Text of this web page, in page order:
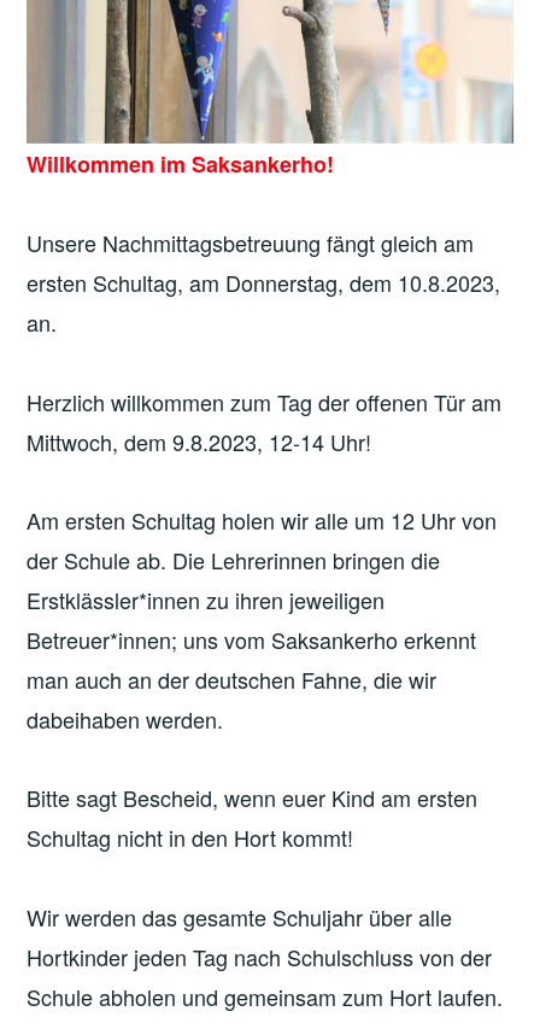
Willkommen im Saksankerho!
Unsere Nachmittagsbetreuung fängt gleich am
ersten Schultag, am Donnerstag, dem 10.8.2023,
an.
Herzlich willkommen zum Tag der offenen Tür am
Mittwoch, dem 9.8.2023, 12-14 Uhr!
Am ersten Schultag holen wir alle um 12 Uhr von
der Schule ab. Die Lehrerinnen bringen die
Erstklässler*innen zu ihren jeweiligen
Betreuer*innen; uns vom Saksankerho erkennt
man auch an der deutschen Fahne, die wir
dabeihaben werden.
Bitte sagt Bescheid, wenn euer Kind am ersten
Schultag nicht in den Hort kommt!
Wir werden das gesamte Schuljahr über alle
Hortkinder jeden Tag nach Schulschluss von der
Schule abholen und gemeinsam zum Hort laufen.